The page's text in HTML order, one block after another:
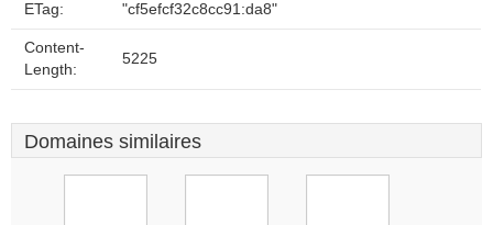
ETag: "cf5efcf32c8cc91:da8"
Content-
Length:
5225
Domaines similaires